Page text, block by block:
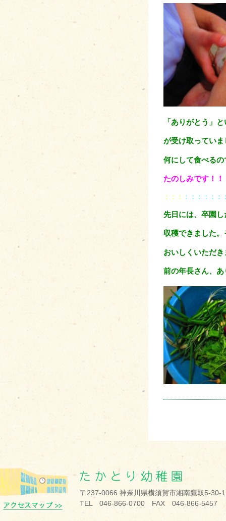
「ありがとう」
が受け取っていま
何にして食べる
たのしみです！！
：：： ：：：：：：
先日には、卒園
収穫できました
おいしく いただ
前の年長さん、
〒237-0066 神奈川県横須賀市湘南鷹取5-30-1
TEL 046-866-0700 FAX 046-866-5457